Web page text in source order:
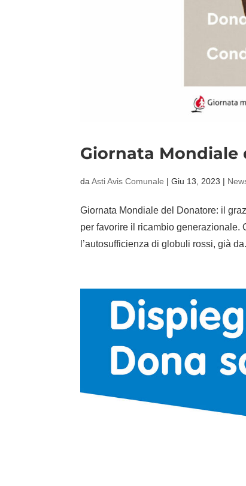
Giornata Mondiale
daAsti Avis Comunale |Giu 13, 2023 |
Giornata Mondiale del Donatore: il
per favorire il ricambio generazionale.
l’autosufficienza di globuli rossi, già